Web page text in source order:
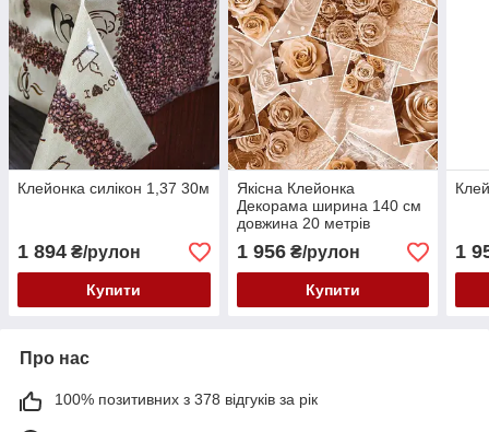
Клейонка силікон 1,37 30м
1 894 ₴/рулон
Купити
Якісна Клейонка
Декорама ширина 140 см
довжина 20 метрів
1 956₴/рулон
Купити
1
Про нас
100% позитивних з 378 відгуків за рік